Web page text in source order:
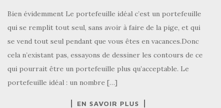
Bien évidemment Le portefeuille idéal c’est un portefeuille
qui se remplit tout seul, sans avoir à faire de la pige, et qui
se vend tout seul pendant que vous êtes en vacances.Donc
cela n’existant pas, essayons de dessiner les contours de ce
qui pourrait être un portefeuille plus qu’acceptable. Le
portefeuille idéal : un nombre […]
EN SAVOIR PLUS